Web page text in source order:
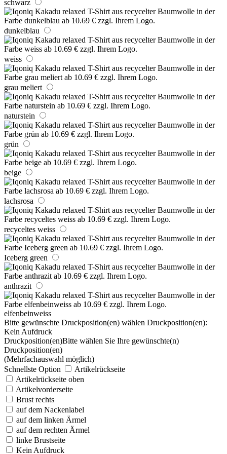
schwarz
dunkelblau
weiss
grau meliert
naturstein
grün
beige
lachsrosa
recyceltes weiss
Iceberg green
anthrazit
elfenbeinweiss
Bitte gewünschte Druckposition(en) wählen Druckposition(en):
Kein Aufdruck
Druckposition(en)Bitte wählen Sie Ihre gewünschte(n)
Druckposition(en)
(Mehrfachauswahl möglich)
Schnellste Option
Artikelrückseite
Artikelrückseite oben
Artikelvorderseite
Brust rechts
auf dem Nackenlabel
auf dem linken Ärmel
auf dem rechten Ärmel
linke Brustseite
Kein Aufdruck